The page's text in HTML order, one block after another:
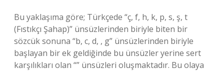
Bu yaklaşıma göre; Türkçede “ç, f, h, k, p, s, ş, t
(Fıstıkçı Şahap)” ünsüzlerinden biriyle biten bir
sözcük sonuna “b, c, d, , g” ünsüzlerinden biriyle
başlayan bir ek geldiğinde bu ünsüzler yerine sert
karşılıkları olan “” ünsüzleri oluşmaktadır. Bu olaya